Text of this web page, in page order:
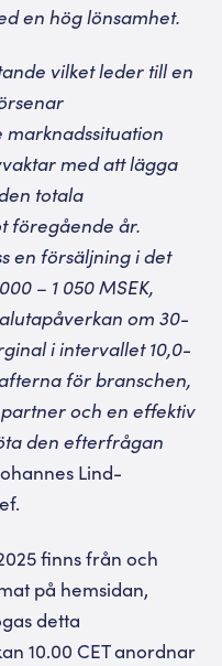
en hög lönsamhet.
vilket leder till en
med att lägga
totala
föregående år.
en försäljning i det
– 1 050 MSEK,
om 30-
i intervallet 10,0-
för branschen,
och en effektiv
den efterfrågan
Lind-
finns från och
på hemsidan,
detta
10.00 CET anordnar